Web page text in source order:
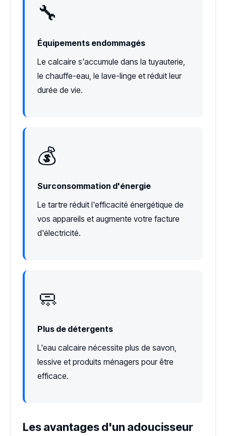
🔧
Équipements endommagés
Le calcaire s'accumule dans la tuyauterie,
le chauffe-eau, le lave-linge et réduit leur
durée de vie.
💰
Surconsommation d'énergie
Le tartre réduit l'efficacité énergétique de
vos appareils et augmente votre facture
d'électricité.
🧼
Plus de détergents
L'eau calcaire nécessite plus de savon,
lessive et produits ménagers pour être
efficace.
Les avantages d'un adoucisseur